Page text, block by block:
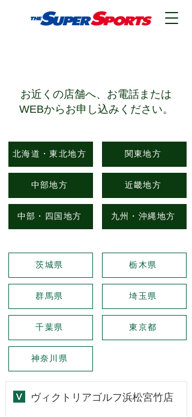
​お近くの店舗へ、お電話または
WEBからお申し込みください。
北海道・東北地方
中部地方
中部・四国地方
関東地方
近畿地方
九州・沖縄地方
茨城県
群馬県
千葉県
栃木県
埼玉県
東京都
神奈川県
ヴィクトリアゴルフ浜松宮竹店